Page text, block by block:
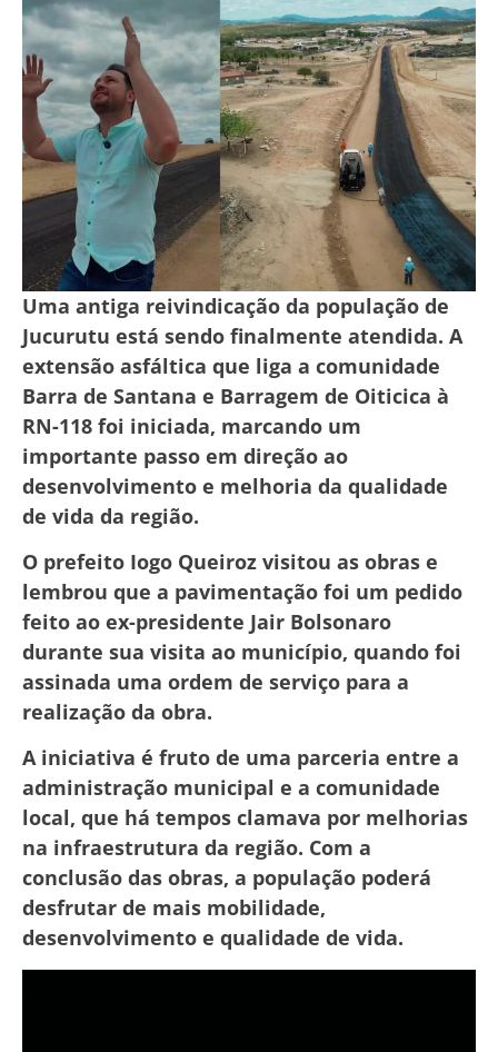
Uma antiga reivindicação da população de
Jucurutu está sendo finalmente atendida. A
extensão asfáltica que liga a comunidade
Barra de Santana e Barragem de Oiticica à
RN-118 foi iniciada, marcando um
importante passo em direção ao
desenvolvimento e melhoria da qualidade
de vida da região.
O prefeito Iogo Queiroz visitou as obras e
lembrou que a pavimentação foi um pedido
feito ao ex-presidente Jair Bolsonaro
durante sua visita ao município, quando foi
assinada uma ordem de serviço para a
realização da obra.
A iniciativa é fruto de uma parceria entre a
administração municipal e a comunidade
local, que há tempos clamava por melhorias
na infraestrutura da região. Com a
conclusão das obras, a população poderá
desfrutar de mais mobilidade,
desenvolvimento e qualidade de vida.